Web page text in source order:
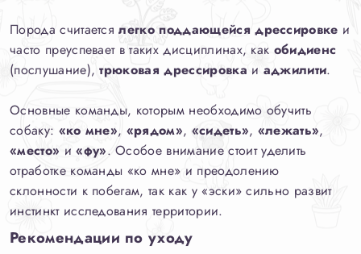
Порода считаетсялегко поддающейся дрессировке и
часто преуспевает в таких дисциплинах, как обидиенс
(послушание),трюковая дрессировка и аджилити.
Основные команды, которым необходимо обучить
собаку: «ко мне», «рядом», «сидеть», «лежать»,
«место» и«фу». Особое внимание стоит уделить
отработке команды «ко мне» и преодолению
склонности к побегам, так как у «эски» сильно развит
инстинкт исследования территории.
Рекомендации по уходу